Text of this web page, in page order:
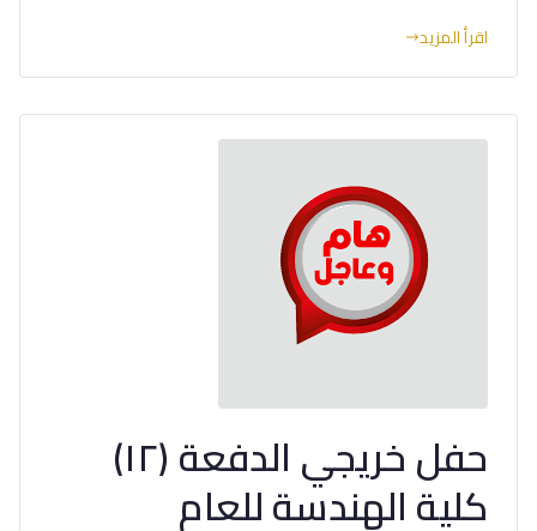
اقرأ المزيد
حفل خريجي الدفعة (١٢)
كلية الهندسة للعام